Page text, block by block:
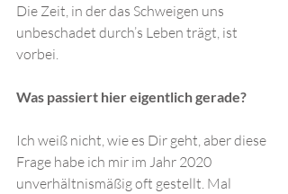
Die Zeit, in der das Schweigen uns
unbeschadet durch’s Leben trägt, ist
vorbei.
Was passiert hier eigentlich gerade?
Ich weiß nicht, wie es Dir geht, aber diese
Frage habe ich mir im Jahr 2020
unverhältnismäßig oft gestellt. Mal